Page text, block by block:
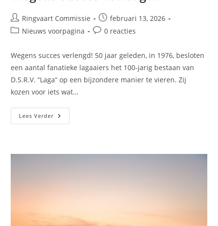
Ringvaart Commissie
februari 13, 2026
Nieuws voorpagina
0 reacties
Wegens succes verlengd! 50 jaar geleden, in 1976, besloten
een aantal fanatieke lagaaiers het 100-jarig bestaan van
D.S.R.V. “Laga” op een bijzondere manier te vieren. Zij
kozen voor iets wat…
Lees Verder